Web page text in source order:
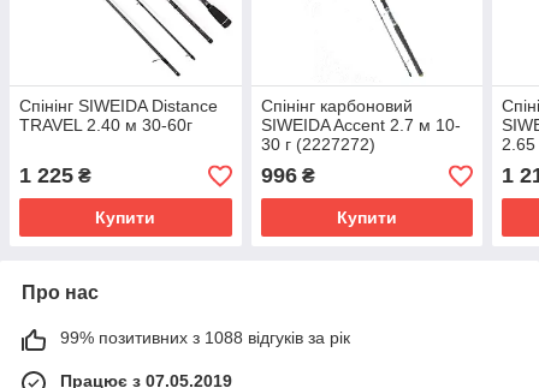
Спінінг SIWEIDA Distance
TRAVEL 2.40 м 30-60г
1 225 ₴
Купити
Спінінг карбоновий
SIWEIDA Accent 2.7 м 10-
30 г (2227272)
996₴
Купити
2.65
1
Про нас
99% позитивних з 1088 відгуків за рік
Працює з 07.05.2019